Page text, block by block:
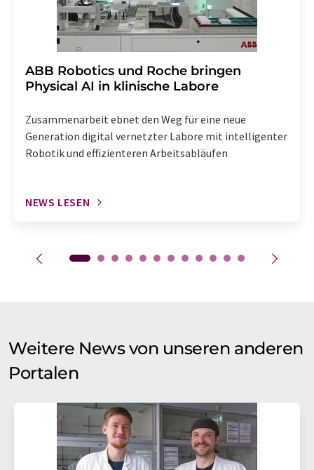
​​​​​​​ABB Robotics und Roche bringen
Physical AI in klinische Labore
Zusammenarbeit ebnet den Weg für eine neue
Generation digital vernetzter Labore mit intelligenter
Robotik und effizienteren Arbeitsabläufen
NEWS LESEN
Weitere News von unseren anderen
Portalen